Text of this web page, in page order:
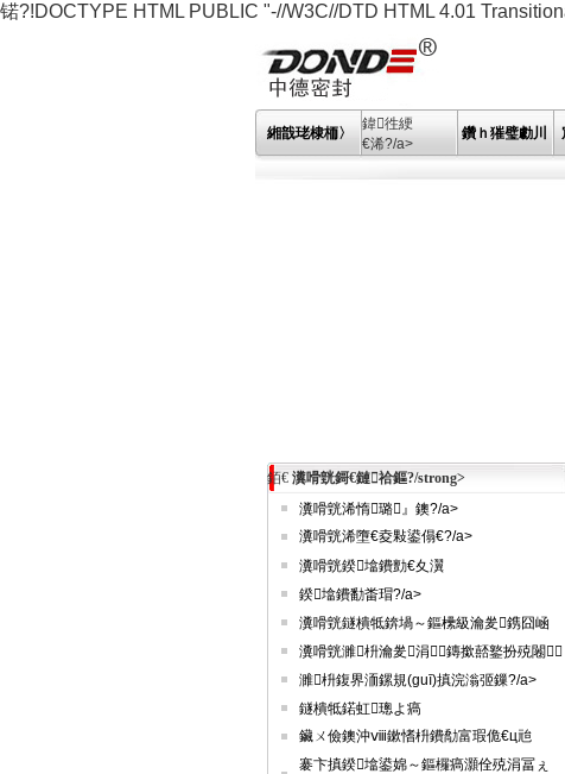
锘?!DOCTYPE HTML PUBLIC "-//W3C//DTD HTML 4.01
緗戠珯棣栭〉
鍏徃綆
€浠?/a>
鑽ｈ獕璧勮川
銆€ 瀵嗗皝鎶€鏈祫鏂?/strong>
瀵嗗皝浠惰璐』鐭?/a>
瀵嗗皝浠墮€夌敤鍙傝€?/a>
瀵嗗皝鍨墖鐨勯€夊瀷
鍨墖鐨勫畨瑁?/a>
瀵嗗皝鐩樻牴錛堝～鏂欙級瀹夎鎸囧崡
瀵嗗皝濉枡瀹夎涓鏄撳嚭鐜扮殑闂
濉枡鍑界洏鏍規(guī)搷浣滃弬鏁?/a>
鐩樻牴鍩虹璁よ瘑
鑶ㄨ儉鐭沖ⅷ鏉愭枡鐨勪富瑕佹€ц兘
褰卞搷鍨墖鍙婂～鏂欏瘑灝佺殑涓冨ぇ